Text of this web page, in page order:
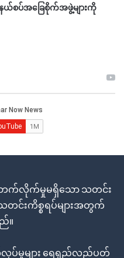
နယ်စပ်အခြေစိုက်အဖွဲ့များကို
ဘက်လိုက်မှုမရှိသော သတင်း
တင်းကိစ္စရပ်များအတွက်
။
လုပ်မှုများ ရေရှည်လည်ပတ်